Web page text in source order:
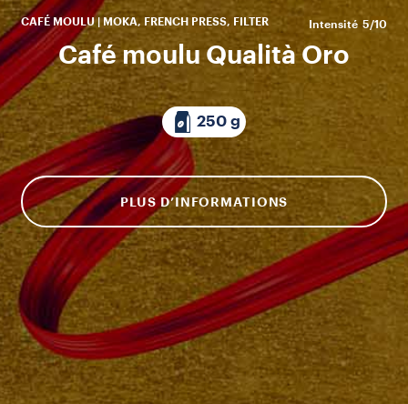
CAFÉ MOULU | MOKA, FRENCH PRESS, FILTER Intensité 5/10
Café moulu Qualità Oro
250 g
PLUS D’INFORMATIONS